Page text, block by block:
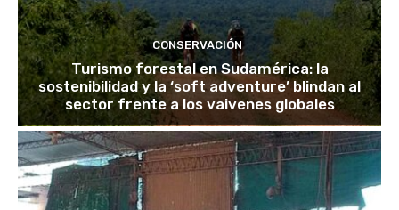
CONSERVACIÓN
Turismo forestal en Sudamérica: la
sostenibilidad y la ‘soft adventure’ blindan al
sector frente a los vaivenes globales